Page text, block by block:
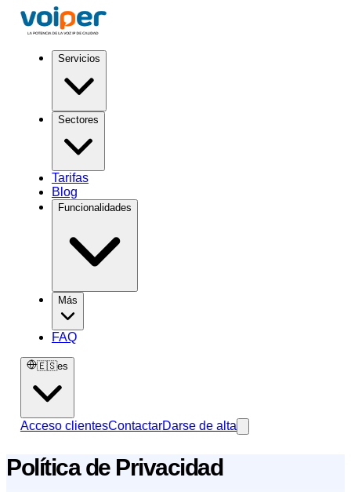
Servicios
Sectores
Tarifas
Blog
Funcionalidades
Más
FAQ
🇪🇸es
Acceso clientesContactarDarse de alta
Política de Privacidad